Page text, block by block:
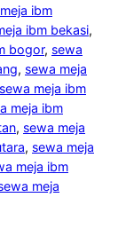
ibm
ibm bekasi
bogor, sewa
, sewa meja
sewa meja ibm
meja ibm
, sewa meja
, sewa meja
meja ibm
meja